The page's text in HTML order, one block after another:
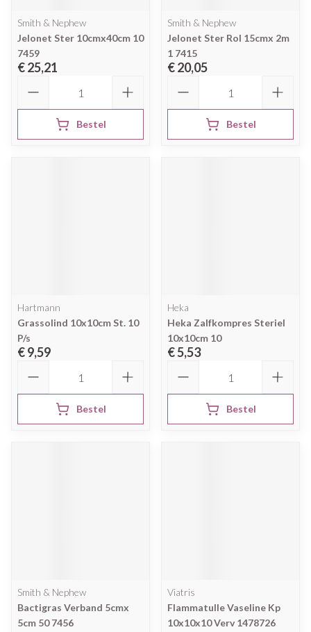
Smith & Nephew
Jelonet Ster 10cmx40cm 10
7459
€ 25,21
Bestel
Smith & Nephew
Jelonet Ster Rol 15cmx 2m
1 7415
€ 20,05
Bestel
Hartmann
Grassolind 10x10cm St. 10
P/s
€ 9,59
Bestel
Heka
Heka Zalfkompres Steriel
10x10cm 10
€ 5,53
Bestel
Smith & Nephew
Bactigras Verband 5cmx
5cm 50 7456
Viatris
Flammatulle Vaseline Kp
10x10x10 Verv 1478726